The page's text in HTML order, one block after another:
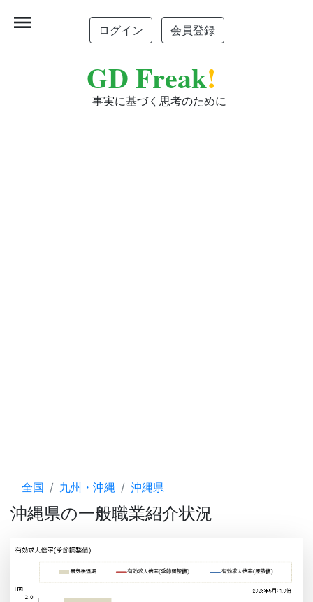
ログイン 会員登録
GD Freak!
事実に基づく思考のために
menu
全国 九州・沖縄 沖縄県
沖縄県の一般職業紹介状況